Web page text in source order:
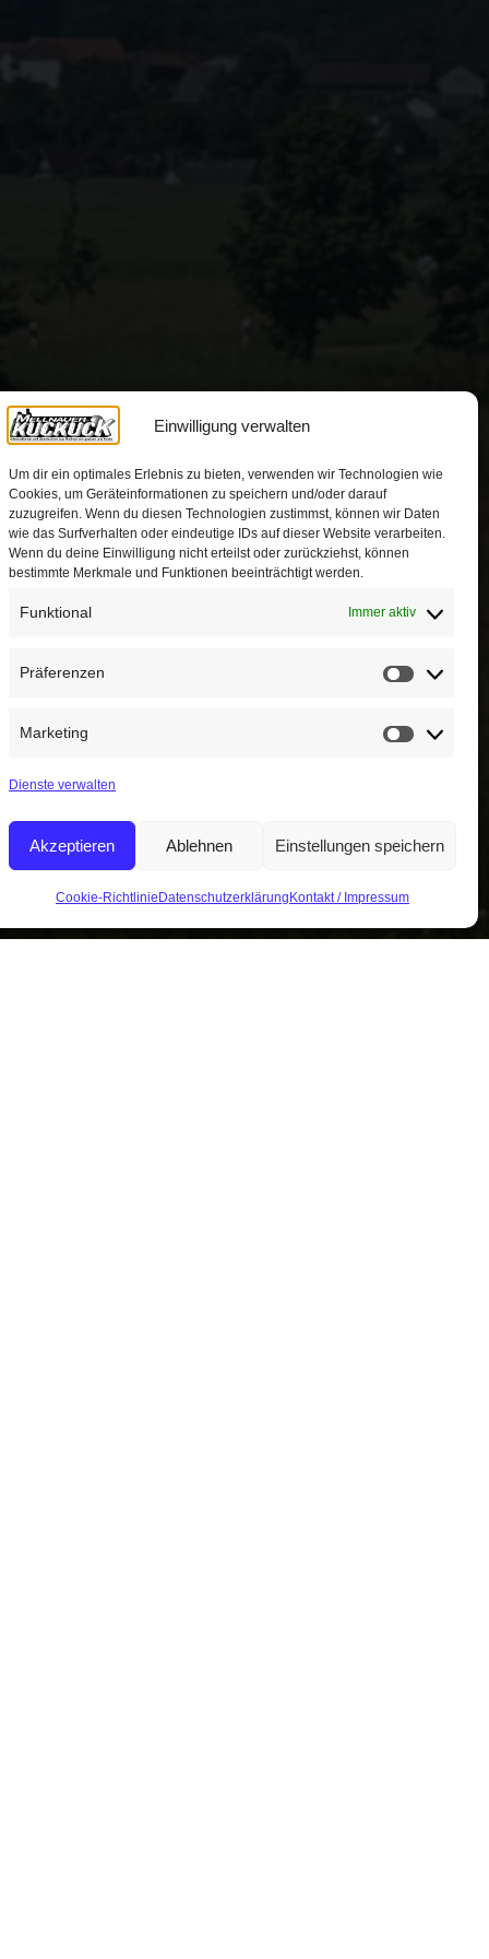
Einwilligung verwalten
Um dir ein optimales Erlebnis zu bieten, verwenden wir Technologien wie
Cookies, um Geräteinformationen zu speichern und/oder darauf
zuzugreifen. Wenn du diesen Technologien zustimmst, können wir Daten
wie das Surfverhalten oder eindeutige IDs auf dieser Website verarbeiten.
Wenn du deine Einwilligung nicht erteilst oder zurückziehst, können
bestimmte Merkmale und Funktionen beeinträchtigt werden.
Funktional Immer aktiv
Präferenzen
Marketing
Dienste verwalten
Akzeptieren Ablehnen Einstellungen speichern
Cookie-Richtlinie Datenschutzerklärung Kontakt / Impressum